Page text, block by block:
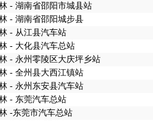
- 湖南省邵阳市城县站
- 湖南省邵阳城步县
- 从江县汽车站
- 大化县汽车总站
- 永州零陵区大庆坪乡站
- 全州县大西江镇站
- 永州东安县汽车站
- 东莞汽车总站
-东莞市汽车总站